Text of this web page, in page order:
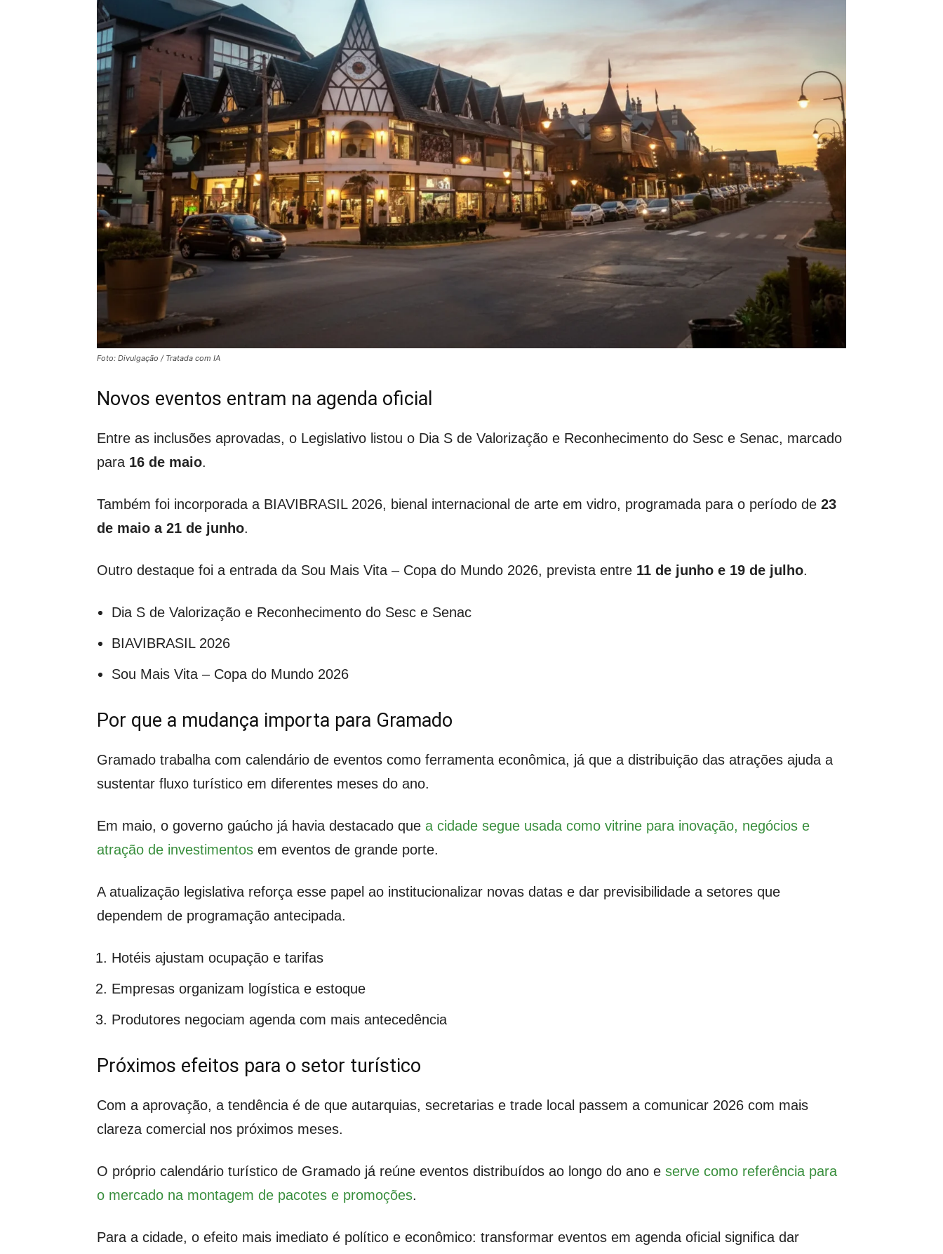
Foto: Divulgação / Tratada com IA
Novos eventos entram na agenda oficial
Entre as inclusões aprovadas, o Legislativo listou o Dia S de Valorização e Reconhecimento do Sesc e Senac, marcado
para 16 de maio.
Também foi incorporada a BIAVIBRASIL 2026, bienal internacional de arte em vidro, programada para o período de 23
de maio a 21 de junho.
Outro destaque foi a entrada da Sou Mais Vita – Copa do Mundo 2026, prevista entre 11 de junho e 19 de julho.
Dia S de Valorização e Reconhecimento do Sesc e Senac
BIAVIBRASIL 2026
Sou Mais Vita – Copa do Mundo 2026
Por que a mudança importa para Gramado
Gramado trabalha com calendário de eventos como ferramenta econômica, já que a distribuição das atrações ajuda a
sustentar fluxo turístico em diferentes meses do ano.
Em maio, o governo gaúcho já havia destacado que a cidade segue usada como vitrine para inovação, negócios e
atração de investimentos em eventos de grande porte.
A atualização legislativa reforça esse papel ao institucionalizar novas datas e dar previsibilidade a setores que
dependem de programação antecipada.
Hotéis ajustam ocupação e tarifas
Empresas organizam logística e estoque
Produtores negociam agenda com mais antecedência
Próximos efeitos para o setor turístico
Com a aprovação, a tendência é de que autarquias, secretarias e trade local passem a comunicar 2026 com mais
clareza comercial nos próximos meses.
O próprio calendário turístico de Gramado já reúne eventos distribuídos ao longo do ano e serve como referência para
o mercado na montagem de pacotes e promoções.
Para a cidade, o efeito mais imediato é político e econômico: transformar eventos em agenda oficial significa dar